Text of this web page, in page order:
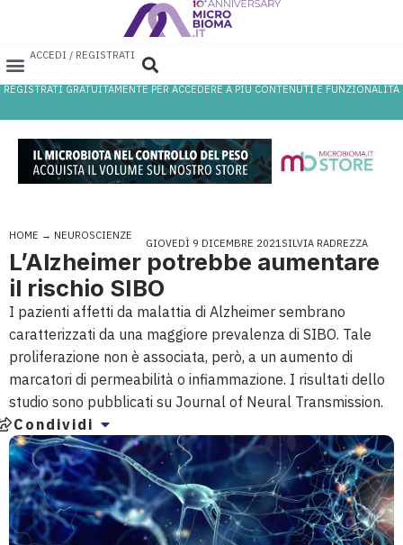
ACCEDI / REGISTRATI
REGISTRATI GRATUITAMENTE PER ACCEDERE A PIÙ CONTENUTI E FUNZIONALITÀ
HOME → NEUROSCIENZE
GIOVEDÌ 9 DICEMBRE 2021SILVIA RADREZZA
L’Alzheimer potrebbe aumentare
il rischio SIBO
I pazienti affetti da malattia di Alzheimer sembrano
caratterizzati da una maggiore prevalenza di SIBO. Tale
proliferazione non è associata, però, a un aumento di
marcatori di permeabilità o infiammazione. I risultati dello
studio sono pubblicati su Journal of Neural Transmission.
Condividi